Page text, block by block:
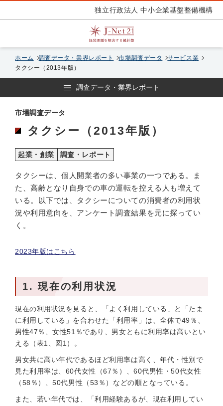
独立行政法人 中小企業基盤整備機構
ホーム 調査データ・業界レポート 市場調査データ
サービス業
タクシー（2013年版）
調査データ・業界レポート
市場調査データ
タクシー（2013年版）
起業・創業 調査・レポート
タクシーは、個人開業者の多い事業の一つである。ま
た、高齢となり自身での車の運転を控える人も増えて
いる。以下では、タクシーについての消費者の利用状
況や利用意向を、アンケート調査結果を元に探ってい
く。
2023年版はこちら
1. 現在の利用状況
現在の利用状況を見ると、「よく利用している」と「たま
に利用している」を合わせた「利用率」は、全体で49％、
男性47％、女性51％であり、男女ともに利用率は高いとい
える（表1、図1）。
男女共に高い年代であるほど利用率は高く、年代・性別で
見た利用率は、60代女性（67％）、60代男性・50代女性
（58％）、50代男性（53％）などの順となっている。
また、若い年代では、「利用経験あるが、現在利用してい